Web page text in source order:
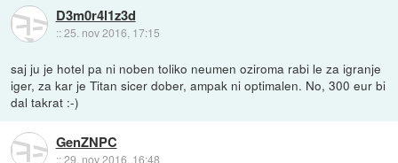
D3m0r4l1z3d
::25. nov 2016, 17:15
saj ju je hotel pa ni noben toliko neumen oziroma rabi le za igranje
iger, za kar je Titan sicer dober, ampak ni optimalen. No, 300 eur bi
dal takrat :-)
GenZNPC
::29. nov 2016, 16:48